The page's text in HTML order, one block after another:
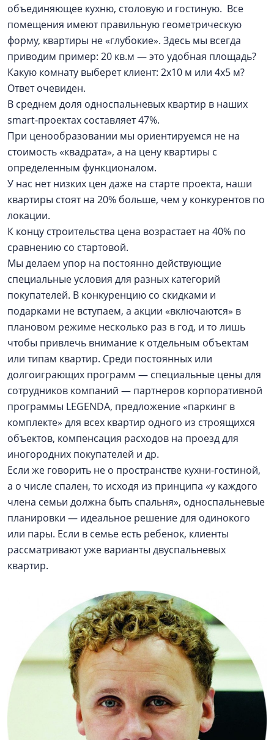
объединяющее кухню, столовую и гостиную. Все
помещения имеют правильную геометрическую
форму, квартиры не «глубокие». Здесь мы всегда
приводим пример: 20 кв.м — это удобная площадь?
Какую комнату выберет клиент: 2х10 м или 4х5 м?
Ответ очевиден.
В среднем доля односпальневых квартир в наших
smart-проектах составляет 47%.
При ценообразовании мы ориентируемся не на
стоимость «квадрата», а на цену квартиры с
определенным функционалом.
У нас нет низких цен даже на старте проекта, наши
квартиры стоят на 20% больше, чем у конкурентов по
локации.
К концу строительства цена возрастает на 40% по
сравнению со стартовой.
Мы делаем упор на постоянно действующие
специальные условия для разных категорий
покупателей. В конкуренцию со скидками и
подарками не вступаем, а акции «включаются» в
плановом режиме несколько раз в год, и то лишь
чтобы привлечь внимание к отдельным объектам
или типам квартир. Среди постоянных или
долгоиграющих программ — специальные цены для
сотрудников компаний — партнеров корпоративной
программы LEGENDA, предложение «паркинг в
комплекте» для всех квартир одного из строящихся
объектов, компенсация расходов на проезд для
иногородних покупателей и др.
Если же говорить не о пространстве кухни-гостиной,
а о числе спален, то исходя из принципа «у каждого
члена семьи должна быть спальня», односпальневые
планировки — идеальное решение для одинокого
или пары. Если в семье есть ребенок, клиенты
рассматривают уже варианты двуспальневых
квартир.